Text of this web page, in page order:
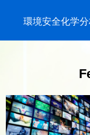
環境安全化学